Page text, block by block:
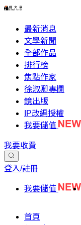
最新消息
文學新聞
全部作品
排行榜
焦點作家
徐淑卿專欄
鏡出版
IP改編授權
我要儲值
我要收費
登入/註冊
我要儲值
首頁